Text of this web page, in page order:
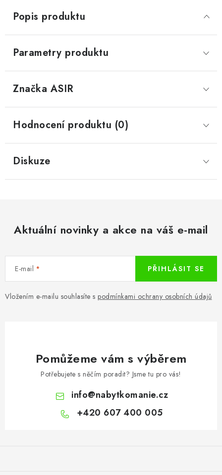
Popis produktu
Parametry produktu
Značka ASIR
Hodnocení produktu (0)
Diskuze
Aktuální novinky a akce na váš e-mail
E-mail
Vložením e-mailu souhlasíte s podmínkami ochrany osobních údajů
PŘIHLÁSIT SE
Pomůžeme vám s výběrem
Potřebujete s něčím poradit? Jsme tu pro vás!
info@nabytkomanie.cz
+420 607 400 005